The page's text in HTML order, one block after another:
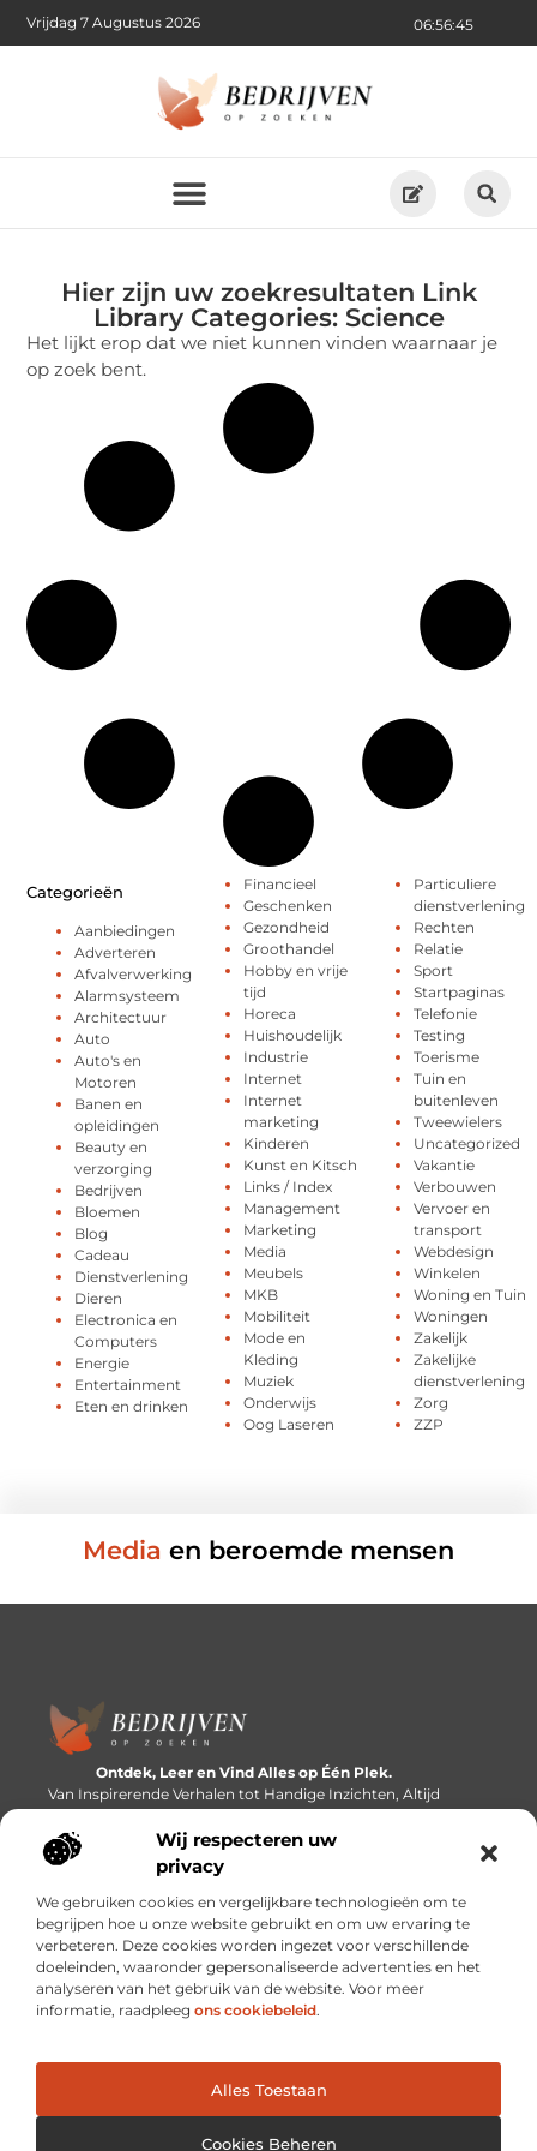
Wij respecteren uw
privacy
We gebruiken cookies en vergelijkbare technologieën om te
begrijpen hoe u onze website gebruikt en om uw ervaring te
verbeteren. Deze cookies worden ingezet voor verschillende
doeleinden, waaronder gepersonaliseerde advertenties en het
analyseren van het gebruik van de website. Voor meer
informatie, raadpleeg ons cookiebeleid.
Alles Toestaan
Cookies Beheren
06:56:45
Vrijdag 7 Augustus 2026
Hier zijn uw zoekresultaten Link
Library Categories: Science
Het lijkt erop dat we niet kunnen vinden waarnaar je
op zoek bent.
Categorieën
Aanbiedingen
Adverteren
Afvalverwerking
Alarmsysteem
Architectuur
Auto
Auto's en
Motoren
Banen en
opleidingen
Beauty en
verzorging
Bedrijven
Bloemen
Blog
Cadeau
Dienstverlening
Dieren
Electronica en
Computers
Energie
Entertainment
Eten en drinken
Financieel
Geschenken
Gezondheid
Groothandel
Hobby en vrije
tijd
Horeca
Huishoudelijk
Industrie
Internet
Internet
marketing
Kinderen
Kunst en Kitsch
Links / Index
Management
Marketing
Media
Meubels
MKB
Mobiliteit
Mode en
Kleding
Muziek
Onderwijs
Oog Laseren
Particuliere
dienstverlening
Rechten
Relatie
Sport
Startpaginas
Telefonie
Testing
Toerisme
Tuin en
buitenleven
Tweewielers
Uncategorized
Vakantie
Verbouwen
Vervoer en
transport
Webdesign
Winkelen
Woning en Tuin
Woningen
Zakelijk
Zakelijke
dienstverlening
Zorg
ZZP
Media en beroemde mensen
Ontdek, Leer en Vind Alles op Één Plek.
Van Inspirerende Verhalen tot Handige Inzichten, Altijd
Binnen Handbereik.
Bericht categorie
Onze informatie
@2025 www.bedrijvenopzoeken.nl. All Right Reserved.